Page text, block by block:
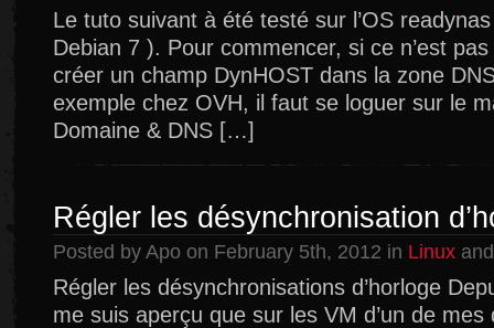
Le tuto suivant à été testé sur l’OS
Debian 7 ). Pour commencer, si ce n’est
créer un champ DynHOST dans la zone
exemple chez OVH, il faut se loguer sur le
Domaine & DNS […]
Régler les désynchronisation
Posted by Apo on February 5th, 2012 in Linux
Régler les désynchronisations d’horloge
me suis aperçu que sur les VM d’un de mes